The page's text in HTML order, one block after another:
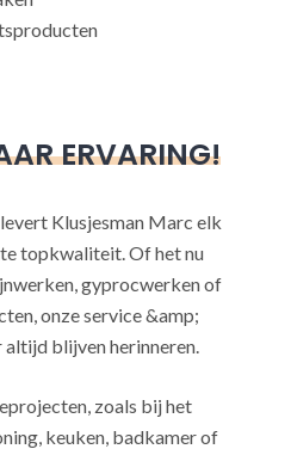
ERVARING!
Klusjesman Marc elk
topkwaliteit. Of het nu
gyprocwerken of
onze service &amp;
blijven herinneren.
zoals bij het
keuken, badkamer of